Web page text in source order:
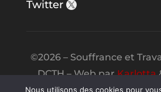
Twitter
©2026 – Souffrance et
DCTH – Web parKarlotta
Nous utilisons des cookies pour